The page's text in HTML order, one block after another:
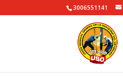
3006551141